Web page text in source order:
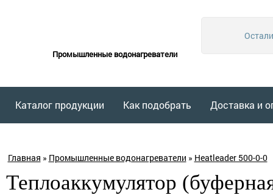
Промышленные водонагреватели
Каталог продукции Как подобрать Доставка и
Главная » Промышленные водонагреватели » Heatleader 500-0-0
Теплоаккумулятор